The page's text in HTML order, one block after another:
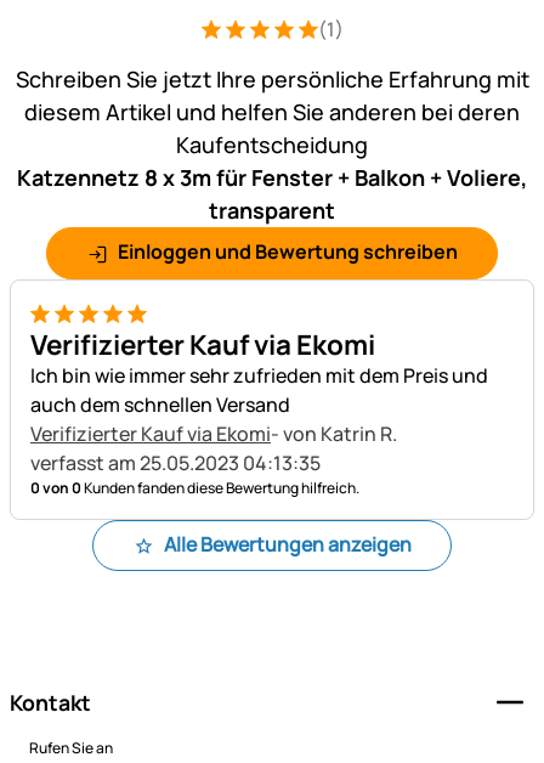
Bewertung: 5 von 5 (1 Bewertungen)
1 Bewertung(1)
Schreiben Sie jetzt Ihre persönliche Erfahrung mit
diesem Artikel und helfen Sie anderen bei deren
Kaufentscheidung
Katzennetz 8 x 3m für Fenster + Balkon + Voliere,
transparent
Einloggen und Bewertung schreiben
5 von 5
Verifizierter Kauf via Ekomi
Ich bin wie immer sehr zufrieden mit dem Preis und
auch dem schnellen Versand
Verifizierter Kauf via Ekomi- von Katrin R.
verfasst am 25.05.2023 04:13:35
0 von 0Kunden fanden diese Bewertung hilfreich.
Alle Bewertungen anzeigen
Kontakt
Rufen Sie an